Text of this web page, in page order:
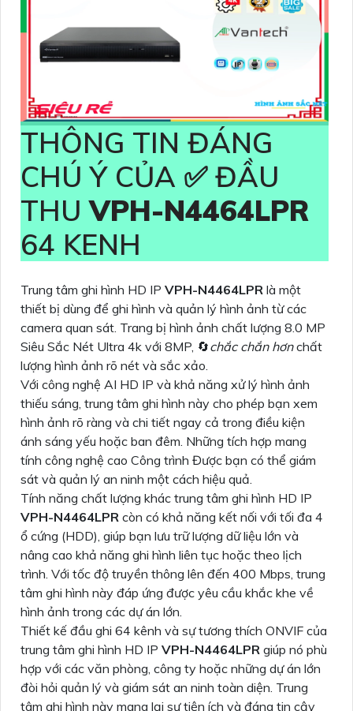
THÔNG TIN ĐÁNG
CHÚ Ý CỦA ✅ ĐẦU
THUVPH-N4464LPR
64 KENH
Trung tâm ghi hình HD IP VPH-N4464LPR là một
thiết bị dùng để ghi hình và quản lý hình ảnh từ các
camera quan sát. Trang bị hình ảnh chất lượng 8.0 MP
Siêu Sắc Nét Ultra 4k với 8MP, 🔄chắc chắn hơnchất
lượng hình ảnh rõ nét và sắc xảo.
Với công nghệ AI HD IP và khả năng xử lý hình ảnh
thiếu sáng, trung tâm ghi hình này cho phép bạn xem
hình ảnh rõ ràng và chi tiết ngay cả trong điều kiện
ánh sáng yếu hoặc ban đêm. Những tích hợp mang
tính công nghệ cao Công trình Được bạn có thể giám
sát và quản lý an ninh một cách hiệu quả.
Tính năng chất lượng khác trung tâm ghi hình HD IP
VPH-N4464LPR còn có khả năng kết nối với tối đa 4
ổ cứng (HDD), giúp bạn lưu trữ lượng dữ liệu lớn và
nâng cao khả năng ghi hình liên tục hoặc theo lịch
trình. Với tốc độ truyền thông lên đến 400 Mbps, trung
tâm ghi hình này đáp ứng được yêu cầu khắc khe về
hình ảnh trong các dự án lớn.
Thiết kế đầu ghi 64 kênh và sự tương thích ONVIF của
trung tâm ghi hình HD IP VPH-N4464LPR giúp nó phù
hợp với các văn phòng, công ty hoặc những dự án lớn
đòi hỏi quản lý và giám sát an ninh toàn diện. Trung
tâm ghi hình này mang lại sự tiện ích và đáng tin cậy